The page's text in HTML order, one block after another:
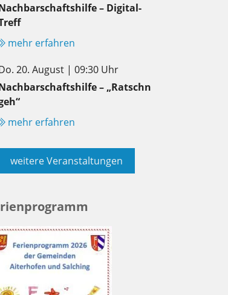
– Digital-
mehr erfahren
20. August | 09:30 Uhr
– „Ratschn
mehr erfahren
weitere Veranstaltungen